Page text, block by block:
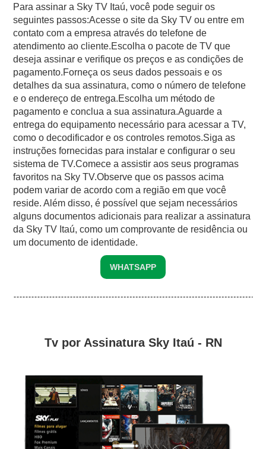
Para assinar a Sky TV Itaú, você pode seguir os
seguintes passos:Acesse o site da Sky TV ou entre em
contato com a empresa através do telefone de
atendimento ao cliente.Escolha o pacote de TV que
deseja assinar e verifique os preços e as condições de
pagamento.Forneça os seus dados pessoais e os
detalhes da sua assinatura, como o número de telefone
e o endereço de entrega.Escolha um método de
pagamento e conclua a sua assinatura.Aguarde a
entrega do equipamento necessário para acessar a TV,
como o decodificador e os controles remotos.Siga as
instruções fornecidas para instalar e configurar o seu
sistema de TV.Comece a assistir aos seus programas
favoritos na Sky TV.Observe que os passos acima
podem variar de acordo com a região em que você
reside. Além disso, é possível que sejam necessários
alguns documentos adicionais para realizar a assinatura
da Sky TV Itaú, como um comprovante de residência ou
um documento de identidade.
WHATSAPP
Tv por Assinatura Sky Itaú - RN